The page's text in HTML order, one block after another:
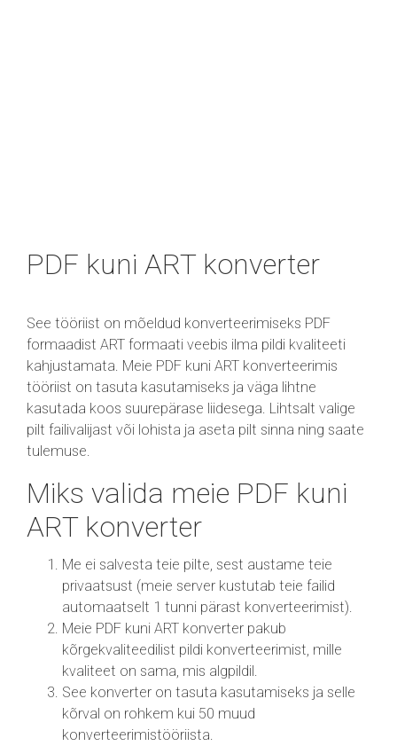
PDF kuni ART konverter
See tööriist on mõeldud konverteerimiseks PDF
formaadist ART formaati veebis ilma pildi kvaliteeti
kahjustamata. Meie PDF kuni ART konverteerimis
tööriist on tasuta kasutamiseks ja väga lihtne
kasutada koos suurepärase liidesega. Lihtsalt valige
pilt failivalijast või lohista ja aseta pilt sinna ning saate
tulemuse.
Miks valida meie PDF kuni
ART konverter
Me ei salvesta teie pilte, sest austame teie
privaatsust (meie server kustutab teie failid
automaatselt 1 tunni pärast konverteerimist).
Meie PDF kuni ART konverter pakub
kõrgekvaliteedilist pildi konverteerimist, mille
kvaliteet on sama, mis algpildil.
See konverter on tasuta kasutamiseks ja selle
kõrval on rohkem kui 50 muud
konverteerimistööriista.